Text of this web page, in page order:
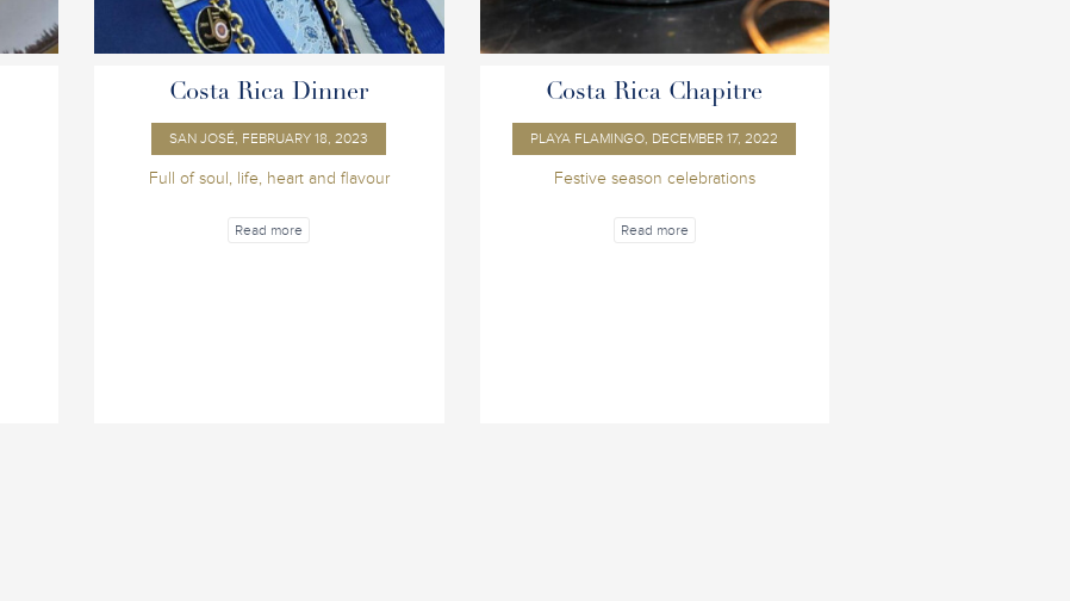
Costa Rica Dinner
SAN JOSÉ, FEBRUARY 18, 2023
Full of soul, life, heart and flavour
Read more
Costa Rica Chapitre
PLAYA FLAMINGO, DECEMBER 17, 2022
Festive season celebrations
Read more